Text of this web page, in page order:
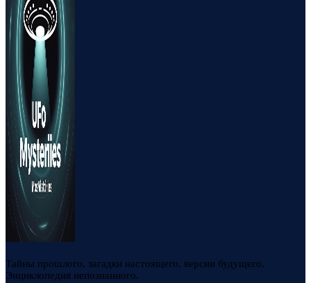
Тайны прошлого, загадки настоящего, версии будущего.
Энциклопедия непознанного.